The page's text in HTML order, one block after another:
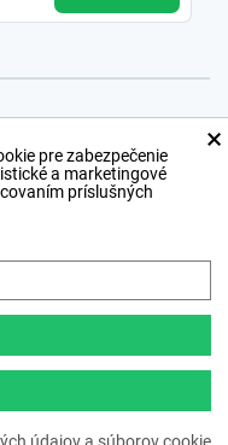
×
pre zabezpečenie
a marketingové
príslušných